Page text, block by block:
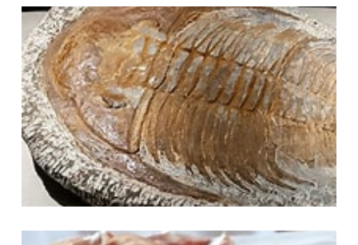
Fossile
Chisulèn e salumi tipici della zona... l'ottima compagnia dei